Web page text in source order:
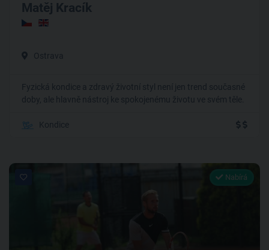
Matěj Kracík
Ostrava
Fyzická kondice a zdravý životní styl není jen trend současné
doby, ale hlavně nástroj ke spokojenému životu ve svém těle.
Kondice
Nabírá